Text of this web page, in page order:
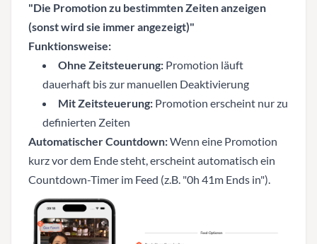
"Die Promotion zu bestimmten Zeiten anzeigen
(sonst wird sie immer angezeigt)"
Funktionsweise:
Ohne Zeitsteuerung: Promotion läuft
dauerhaft bis zur manuellen Deaktivierung
Mit Zeitsteuerung: Promotion erscheint nur zu
definierten Zeiten
Automatischer Countdown:Wenn eine Promotion
kurz vor dem Ende steht, erscheint automatisch ein
Countdown-Timer im Feed (z.B. "0h 41m Ends in").